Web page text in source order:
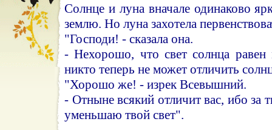
Солнце и луна вначале одинаково
землю. Но луна захотела
"Господи! - сказала она.
- Нехорошо, что свет солнца равен
никто теперь не может отличить
"Хорошо же! - изрек Всевышний.
- Отныне всякий отличит вас, ибо за
уменьшаю твой свет".